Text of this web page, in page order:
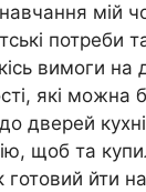
мій
потреби
вимоги на
які можна
дверей
щоб та
готовий йти